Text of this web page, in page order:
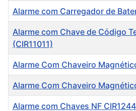
Alarme com Carregador de
Alarme com Chave de Código
(CIR11011)
Alarme Com Chaveiro
Alarme Com Chaveiro
Alarme com Chaves NF